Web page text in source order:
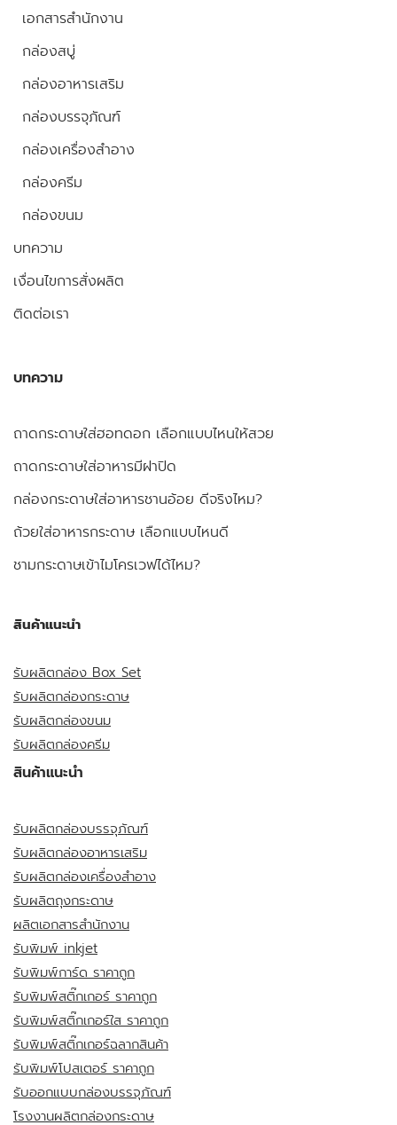
เอกสารสำนักงาน
กล่องสบู่
กล่องอาหารเสริม
กล่องบรรจุภัณฑ์
กล่องเครื่องสำอาง
กล่องครีม
กล่องขนม
บทความ
เงื่อนไขการสั่งผลิต
ติดต่อเรา
บทความ
ถาดกระดาษใส่ฮอทดอก เลือกแบบไหนให้สวย
ถาดกระดาษใส่อาหารมีฝาปิด
กล่องกระดาษใส่อาหารชานอ้อย ดีจริงไหม?
ถ้วยใส่อาหารกระดาษ เลือกแบบไหนดี
ชามกระดาษเข้าไมโครเวฟได้ไหม?
สินค้าแนะนำ
รับผลิตกล่อง Box Set
รับผลิตกล่องกระดาษ
รับผลิตกล่องขนม
รับผลิตกล่องครีม
สินค้าแนะนำ
รับผลิตกล่องบรรจุภัณฑ์
รับผลิตกล่องอาหารเสริม
รับผลิตกล่องเครื่องสำอาง
รับผลิตถุงกระดาษ
ผลิตเอกสารสำนักงาน
รับพิมพ์ inkjet
รับพิมพ์การ์ด ราคาถูก
รับพิมพ์สติ๊กเกอร์ ราคาถูก
รับพิมพ์สติ๊กเกอร์ใส ราคาถูก
รับพิมพ์สติ๊กเกอร์ฉลากสินค้า
รับพิมพ์โปสเตอร์ ราคาถูก
รับออกแบบกล่องบรรจุภัณฑ์
โรงงานผลิตกล่องกระดาษ